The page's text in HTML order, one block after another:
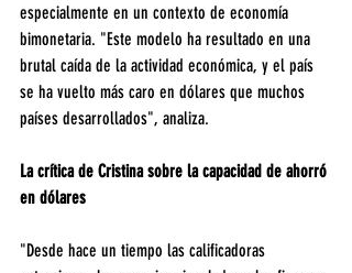
especialmente en un contexto de economía
bimonetaria. "Este modelo ha resultado en una
brutal caída de la actividad económica, y el país
se ha vuelto más caro en dólares que muchos
países desarrollados", analiza.
La crítica de Cristina sobre la capacidad de ahorró
en dólares
"Desde hace un tiempo las calificadoras